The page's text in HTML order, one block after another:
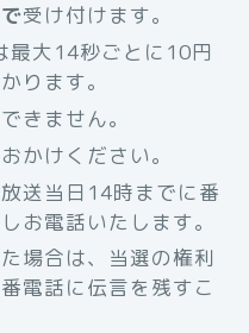
受け付けます。
最大14秒ごとに10円
ります。
きません。
かけください。
送当日14時までに番
お電話いたします。
場合は、当選の権利
電話に伝言を残すこ